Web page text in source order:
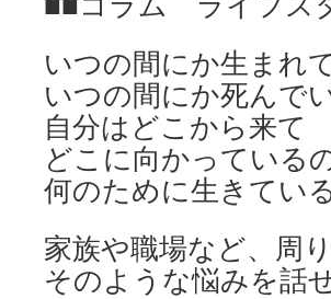
いつの間にか生まれ
いつの間にか死んで
自分はどこから来て
どこに向かっている
何のために生きてい
家族や職場など、周
そのような悩みを話